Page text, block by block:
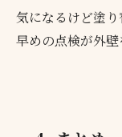
気になるけど塗り
早めの点検が外壁